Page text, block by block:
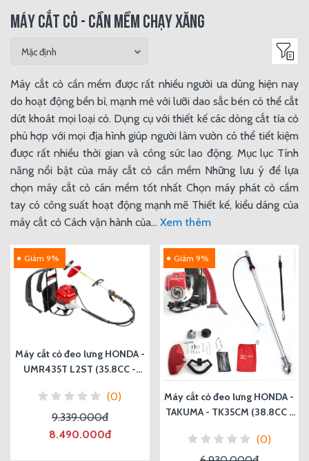
MÁY CẮT CỎ - CẦN MỀM CHẠY XĂNG
Máy cắt cỏ cần mềm được rất nhiều người ưa dùng hiện nay
do hoạt động bền bỉ, mạnh mẻ với lưỡi dao sắc bén có thể cắt
dứt khoát mọi loại cỏ. Dụng cụ với thiết kế các dòng cắt tỉa cỏ
phù hợp với mọi địa hình giúp người làm vườn có thể tiết kiệm
được rất nhiều thời gian và công sức lao động. Mục lục Tính
năng nổi bật của máy cắt cỏ cần mềm Những lưu ý để lựa
chọn máy cắt cỏ cán mềm tốt nhất Chọn máy phát cỏ cầm
tay có công suất hoạt động mạnh mẽ Thiết kế, kiểu dáng của
máy cắt cỏ Cách vận hành của... Xem thêm
Giảm 9%
Máy cắt cỏ đeo lưng HONDA -
UMR435T L2ST (35.8CC -
(0)
9.339.000đ
8.490.000đ
Giảm 9%
Máy cắt cỏ đeo lưng HONDA -
TAKUMA - TK35CM (38.8CC -
(0)